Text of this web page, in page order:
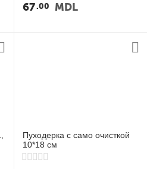
67 00 MDL
Пуходерка с само очисткой
10*18 см